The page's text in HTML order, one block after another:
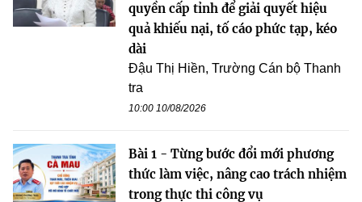
quyền cấp tỉnh để giải quyết hiệu
quả khiếu nại, tố cáo phức tạp, kéo
dài
Đậu Thị Hiền, Trường Cán bộ Thanh
tra
10:00 10/08/2026
Bài 1 - Từng bước đổi mới phương
thức làm việc, nâng cao trách nhiệm
trong thực thi công vụ